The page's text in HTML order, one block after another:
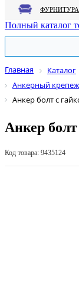
Полный каталог
Главная Каталог
Анкерный крепеж
Анкер болт с
Анкер
Код товара: 9435124